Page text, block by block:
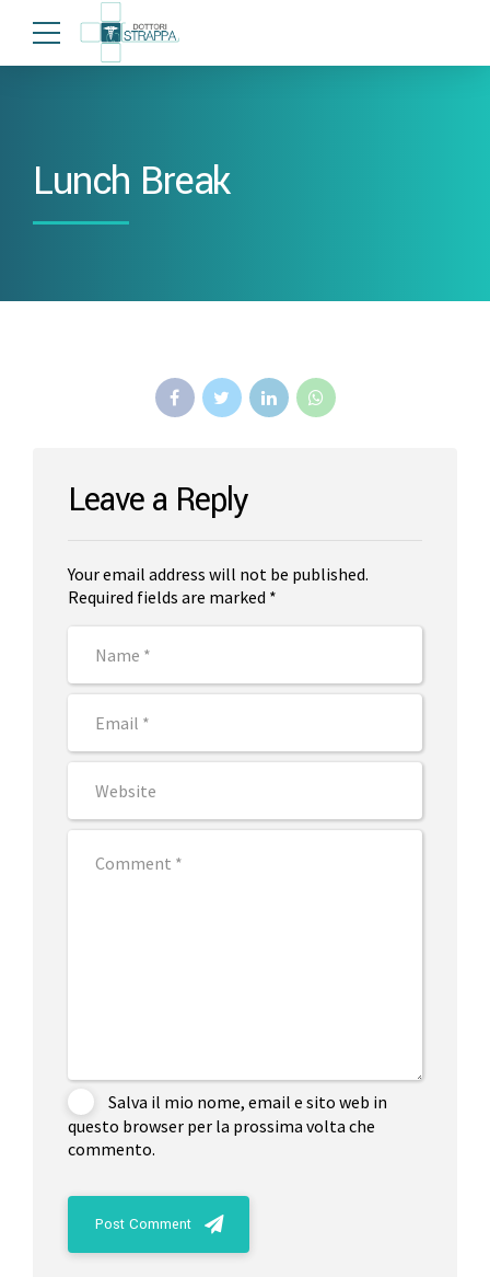
Lunch Break
Leave a Reply
Your email address will not be published.
Required fields are marked *
Salva il mio nome, email e sito web in
questo browser per la prossima volta che
commento.
Post Comment